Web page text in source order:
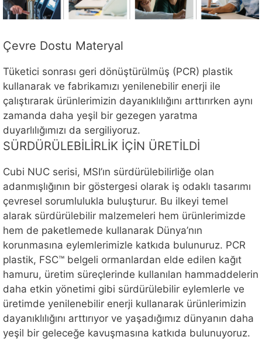
Çevre Dostu Materyal
Tüketici sonrası geri dönüştürülmüş (PCR) plastik
kullanarak ve fabrikamızı yenilenebilir enerji ile
çalıştırarak ürünlerimizin dayanıklılığını arttırırken aynı
zamanda daha yeşil bir gezegen yaratma
duyarlılığımızı da sergiliyoruz.
SÜRDÜRÜLEBİLİRLİK İÇİN ÜRETİLDİ
Cubi NUC serisi, MSI’ın sürdürülebilirliğe olan
adanmışlığının bir göstergesi olarak iş odaklı tasarımı
çevresel sorumlulukla buluşturur. Bu ilkeyi temel
alarak sürdürülebilir malzemeleri hem ürünlerimizde
hem de paketlemede kullanarak Dünya’nın
korunmasına eylemlerimizle katkıda bulunuruz. PCR
plastik, FSC™ belgeli ormanlardan elde edilen kağıt
hamuru, üretim süreçlerinde kullanılan hammaddelerin
daha etkin yönetimi gibi sürdürülebilir eylemlerle ve
üretimde yenilenebilir enerji kullanarak ürünlerimizin
dayanıklılığını arttırıyor ve yaşadığımız dünyanın daha
yeşil bir geleceğe kavuşmasına katkıda bulunuyoruz.